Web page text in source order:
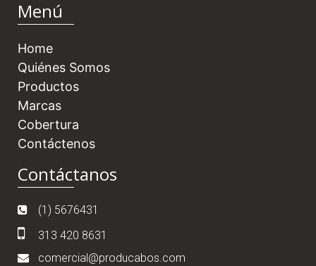
Menú
Home
Quiénes Somos
Productos
Marcas
Cobertura
Contáctenos
Contáctanos
(1) 5676431
313 420 8631
comercial@producabos.com